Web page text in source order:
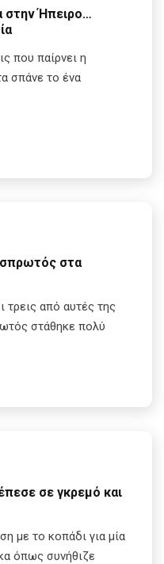
στην Ήπειρο…
που παίρνει η
σπάνε το ένα
στα
τρεις από αυτές της
στάθηκε πολύ
σε γκρεμό και
με το κοπάδι για μία
όπως συνήθιζε